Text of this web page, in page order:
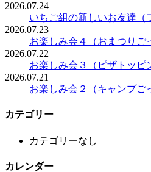
2026.07.24
いちご組の新しいお友達（
2026.07.23
お楽しみ会４（おまつりご
2026.07.22
お楽しみ会３（ピザトッピ
2026.07.21
お楽しみ会２（キャンプご
カテゴリー
カテゴリーなし
カレンダー